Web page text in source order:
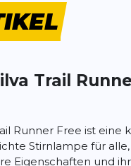
Trail
Runner Free ist eine
Stirnlampe für
Eigenschaften und